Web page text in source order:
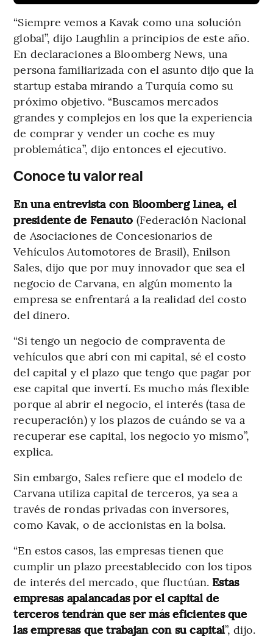
“Siempre vemos a Kavak como una solución
global”, dijo Laughlin a principios de este año.
En declaraciones a Bloomberg News, una
persona familiarizada con el asunto dijo que la
startup estaba mirando a Turquía como su
próximo objetivo. “Buscamos mercados
grandes y complejos en los que la experiencia
de comprar y vender un coche es muy
problemática”, dijo entonces el ejecutivo.
Conoce tu valor real
En una entrevista con Bloomberg Línea, el
presidente de Fenauto (Federación Nacional
de Asociaciones de Concesionarios de
Vehículos Automotores de Brasil), Enilson
Sales, dijo que por muy innovador que sea el
negocio de Carvana, en algún momento la
empresa se enfrentará a la realidad del costo
del dinero.
“Si tengo un negocio de compraventa de
vehículos que abrí con mi capital, sé el costo
del capital y el plazo que tengo que pagar por
ese capital que invertí. Es mucho más flexible
porque al abrir el negocio, el interés (tasa de
recuperación) y los plazos de cuándo se va a
recuperar ese capital, los negocio yo mismo”,
explica.
Sin embargo, Sales refiere que el modelo de
Carvana utiliza capital de terceros, ya sea a
través de rondas privadas con inversores,
como Kavak, o de accionistas en la bolsa.
“En estos casos, las empresas tienen que
cumplir un plazo preestablecido con los tipos
de interés del mercado, que fluctúan. Estas
empresas apalancadas por el capital de
terceros tendrán que ser más eficientes que
las empresas que trabajan con su capital”, dijo.